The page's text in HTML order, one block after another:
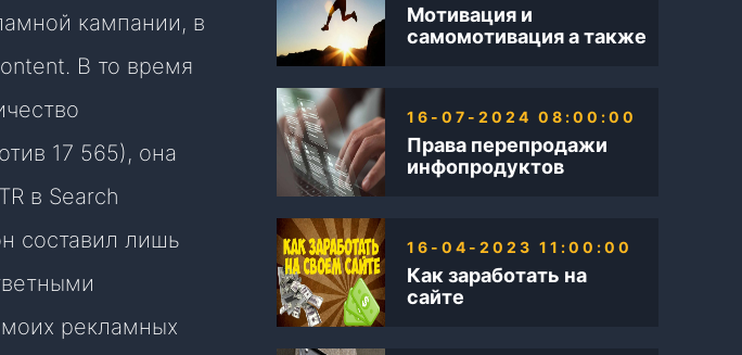
кампании, в
В то время
17 565), она
в Search
составил лишь
рекламных
Мотивация и
самомотивация а также
Права перепродажи
инфопродуктов
16-07-2024 08:00:00
Как заработать на
сайте
16-04-2023 11:00:00